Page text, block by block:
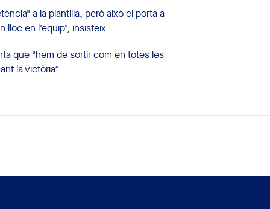
a la plantilla, però això el porta a
lloc en l'equip", insisteix.
que "hem de sortir com en totes les
la victòria”.